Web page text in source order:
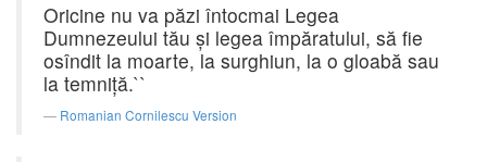
Oricine nu va păzi întocmai Legea
Dumnezeului tău şi legea împăratului, să fie
osîndit la moarte, la surghiun, la o gloabă sau
la temniţă.``
Romanian Cornilescu Version